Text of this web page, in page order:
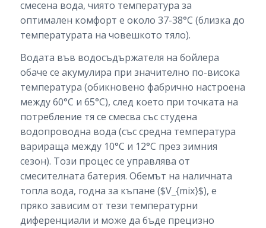
смесена вода, чиято температура за
оптимален комфорт е около 37-38°C (близка до
температурата на човешкото тяло).
Водата във водосъдържателя на бойлера
обаче се акумулира при значително по-висока
температура (обикновено фабрично настроена
между 60°C и 65°C), след което при точката на
потребление тя се смесва със студена
водопроводна вода (със средна температура
варираща между 10°C и 12°C през зимния
сезон). Този процес се управлява от
смесителната батерия. Обемът на наличната
топла вода, годна за къпане ($V_{mix}$), е
пряко зависим от тези температурни
диференциали и може да бъде прецизно